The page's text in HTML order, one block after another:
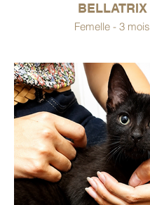
BELLATRIX
Femelle - 3 mois